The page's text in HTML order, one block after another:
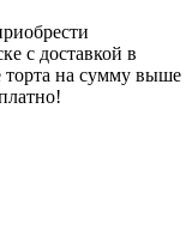
с доставкой в
торта на сумму выше